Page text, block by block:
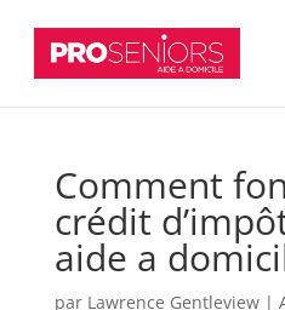
Comment
crédit
aide a
par Lawrence Gentleview|